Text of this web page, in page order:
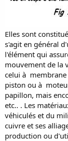
Elles sont
s'agit en général
l'élément qui
mouvement de la
celui à
piston ou à
papillon, mais
etc.. . Les
véhiculés et du
cuivre et ses
production ou